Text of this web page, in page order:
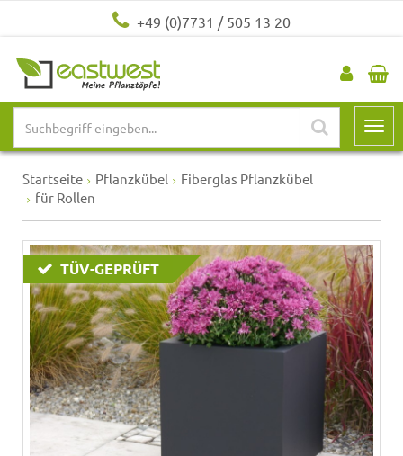
+49 (0)7731 / 505 13 20
Startseite Pflanzkübel
Fiberglas Pflanzkübel
für Rollen
TÜV-GEPRÜFT